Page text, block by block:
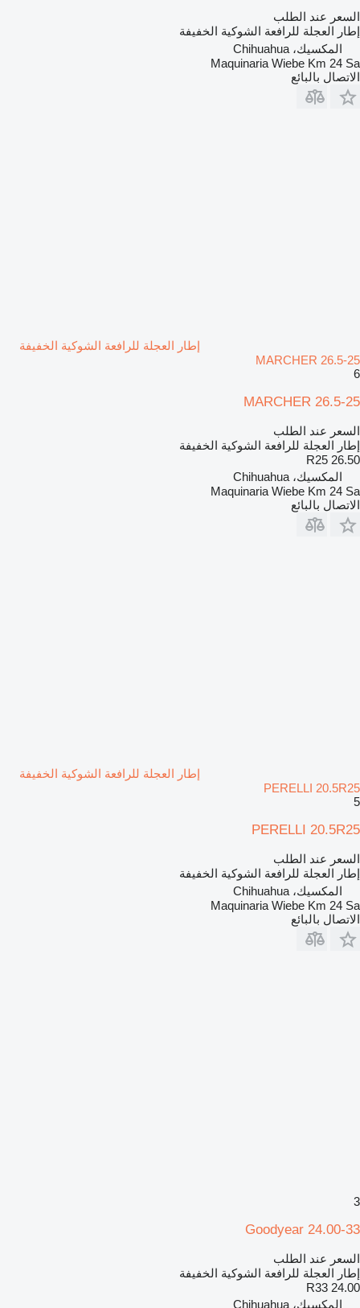
السعر عند الطلب
إطار العجلة للرافعة الشوكية الخفيفة
المكسيك، Chihuahua
Maquinaria Wiebe Km 24 Sa
الاتصال بالبائع
إطار العجلة للرافعة الشوكية الخفيفة
MARCHER 26.5-25
6
MARCHER 26.5-25
السعر عند الطلب
إطار العجلة للرافعة الشوكية الخفيفة
26.50 R25
المكسيك، Chihuahua
Maquinaria Wiebe Km 24 Sa
الاتصال بالبائع
إطار العجلة للرافعة الشوكية الخفيفة
PERELLI 20.5R25
5
PERELLI 20.5R25
السعر عند الطلب
إطار العجلة للرافعة الشوكية الخفيفة
المكسيك، Chihuahua
Maquinaria Wiebe Km 24 Sa
الاتصال بالبائع
3
Goodyear 24.00-33
السعر عند الطلب
إطار العجلة للرافعة الشوكية الخفيفة
24.00 R33
المكسيك، Chihuahua